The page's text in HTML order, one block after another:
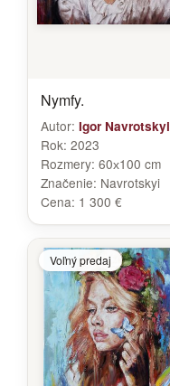
Nymfy.
Autor: Igor Navrotskyi
Rok: 2023
Rozmery: 60х100 cm
Značenie: Navrotskyi
Cena: 1 300 €
Voľný predaj